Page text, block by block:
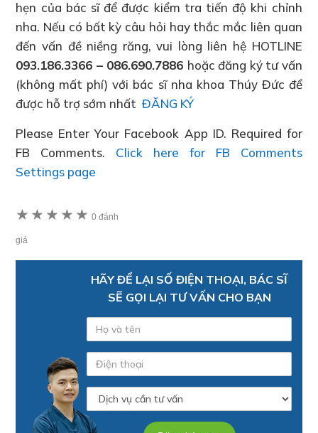
hẹn của bác sĩ để được kiểm tra tiến độ khi chỉnh
nha. Nếu có bất kỳ câu hỏi hay thắc mắc liên quan
đến vấn đề niềng răng, vui lòng liên hệ HOTLINE
093.186.3366 – 086.690.7886 hoặc đăng ký tư vấn
(không mất phí) với bác sĩ nha khoa Thúy Đức để
được hỗ trợ sớm nhấtĐĂNG KÝ
Please Enter Your Facebook App ID. Required for
FB Comments. Click here for FB Comments
Settings page
★ ★ ★ ★ ★ 0 đánh
giá
HÃY ĐỂ LẠI SỐ ĐIỆN THOẠI, BÁC SĨ
SẼ GỌI LẠI TƯ VẤN CHO BẠN